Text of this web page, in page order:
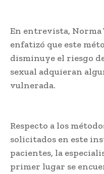
En entrevista, Norma
enfatizó que este
disminuye el riesgo
sexual adquieran
vulnerada.
Respecto a los
solicitados en este
pacientes, la
primer lugar se